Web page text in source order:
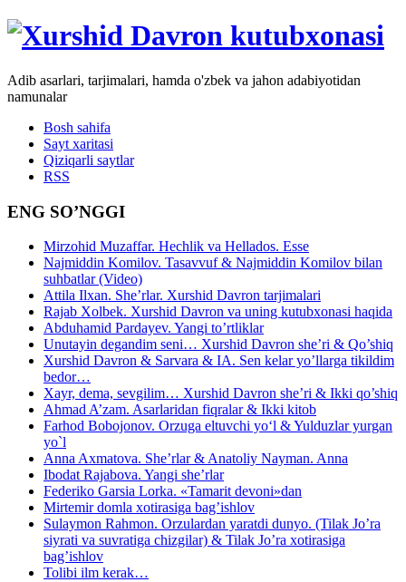
Adib asarlari, tarjimalari, hamda o'zbek va jahon adabiyotidan
namunalar
Bosh sahifa
Sayt xaritasi
Qiziqarli saytlar
RSS
ENG SO’NGGI
Mirzohid Muzaffar. Hechlik va Hellados. Esse
Najmiddin Komilov. Tasavvuf & Najmiddin Komilov bilan
suhbatlar (Video)
Attila Ilxan. She’rlar. Xurshid Davron tarjimalari
Rajab Xolbek. Xurshid Davron va uning kutubxonasi haqida
Abduhamid Pardayev. Yangi to’rtliklar
Unutayin degandim seni… Xurshid Davron she’ri & Qo’shiq
Xurshid Davron & Sarvara & IA. Sen kelar yo’llarga tikildim
bedor…
Xayr, dema, sevgilim… Xurshid Davron she’ri & Ikki qo’shiq
Ahmad A’zam. Asarlaridan fiqralar & Ikki kitob
Farhod Bobojonov. Orzuga eltuvchi yo‘l & Yulduzlar yurgan
yo`l
Anna Axmatova. She’rlar & Anatoliy Nayman. Anna
Ibodat Rajabova. Yangi she’rlar
Federiko Garsia Lorka. «Tamarit devoni»dan
Mirtemir domla xotirasiga bag’ishlov
Sulaymon Rahmon. Orzulardan yaratdi dunyo. (Tilak Jo’ra
siyrati va suvratiga chizgilar) & Tilak Jo’ra xotirasiga
bag’ishlov
Tolibi ilm kerak…